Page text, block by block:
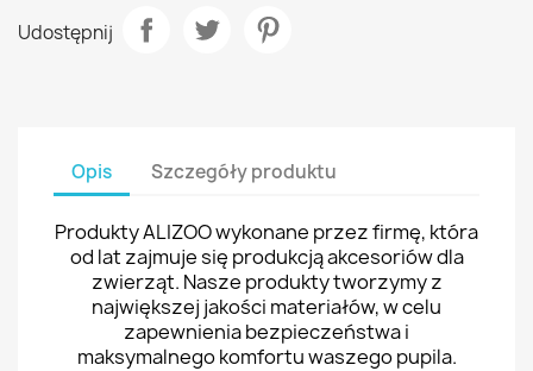
Udostępnij
Opis Szczegóły produktu
Produkty ALIZOO wykonane przez firmę, która
od lat zajmuje się produkcją akcesoriów dla
zwierząt. Nasze produkty tworzymy z
największej jakości materiałów, w celu
zapewnienia bezpieczeństwa i
maksymalnego komfortu waszego pupila.